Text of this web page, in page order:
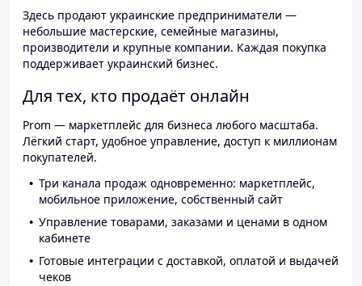
Здесь продают украинские предприниматели —
небольшие мастерские, семейные магазины,
производители и крупные компании. Каждая покупка
поддерживает украинский бизнес.
Для тех, кто продаёт онлайн
Prom — маркетплейс для бизнеса любого масштаба.
Лёгкий старт, удобное управление, доступ к миллионам
покупателей.
Три канала продаж одновременно: маркетплейс,
мобильное приложение, собственный сайт
Управление товарами, заказами и ценами в одном
кабинете
Готовые интеграции с доставкой, оплатой и выдачей
чеков